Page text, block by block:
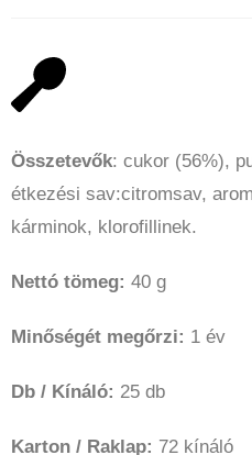
Összetevők: cukor (56%),
étkezési sav:citromsav,
kárminok, klorofillinek.
Nettó tömeg: 40 g
Minőségét megőrzi: 1 év
Db / Kínáló: 25 db
Karton / Raklap: 72 kínáló